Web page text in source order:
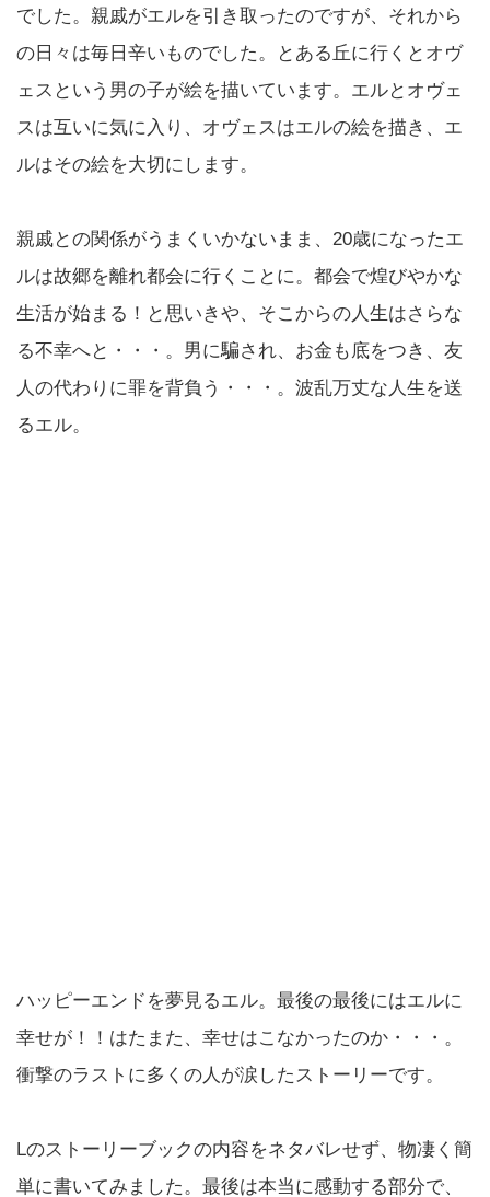
でした。親戚がエルを引き取ったのですが、それから
の日々は毎日辛いものでした。とある丘に行くとオヴ
ェスという男の子が絵を描いています。エルとオヴェ
スは互いに気に入り、オヴェスはエルの絵を描き、エ
ルはその絵を大切にします。
親戚との関係がうまくいかないまま、20歳になったエ
ルは故郷を離れ都会に行くことに。都会で煌びやかな
生活が始まる！と思いきや、そこからの人生はさらな
る不幸へと・・・。男に騙され、お金も底をつき、友
人の代わりに罪を背負う・・・。波乱万丈な人生を送
るエル。
ハッピーエンドを夢見るエル。最後の最後にはエルに
幸せが！！はたまた、幸せはこなかったのか・・・。
衝撃のラストに多くの人が涙したストーリーです。
Lのストーリーブックの内容をネタバレせず、物凄く簡
単に書いてみました。最後は本当に感動する部分で、